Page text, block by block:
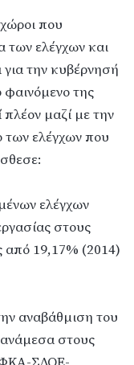
που
των ελέγχων και
την κυβέρνησή
φαινόμενο της
μαζί με την
των ελέγχων που
ελέγχων
στους
από 19,17% (2014)
αναβάθμιση του
στους